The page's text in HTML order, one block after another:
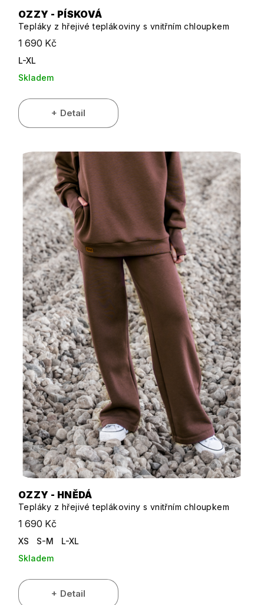
OZZY - PÍSKOVÁ
Tepláky z hřejivé teplákoviny s vnitřním chloupkem
1 690 Kč
L-XL
Skladem
Detail
OZZY - HNĚDÁ
Tepláky z hřejivé teplákoviny s vnitřním chloupkem
1 690 Kč
XS S-M
L-XL
Skladem
Detail